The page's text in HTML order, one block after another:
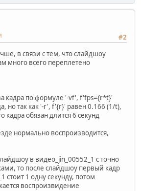
#2
в связи с тем, что слайдшоу
много всего переплетено
кадра по формуле '-vf', f'fps={r*t}'
но так как '-r', f'{r}' равен 0.166 (1/t),
кадра обязан длится 6 секунд
нормально воспроизводится,
в видео_jin_00552_1 с точно
то после слайдшоу первый кадр
стоит 1 одну секунду, потом
воспроизвидение